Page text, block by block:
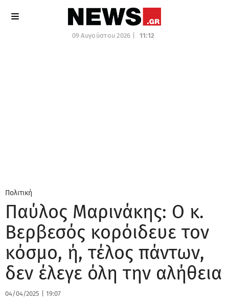
09 Αυγούστου 2026 | 11:12
Πολιτική
Παύλος Μαρινάκης: Ο κ.
Βερβεσός κορόιδευε τον
κόσμο, ή, τέλος πάντων,
δεν έλεγε όλη την αλήθεια
04/04/2025 19:07